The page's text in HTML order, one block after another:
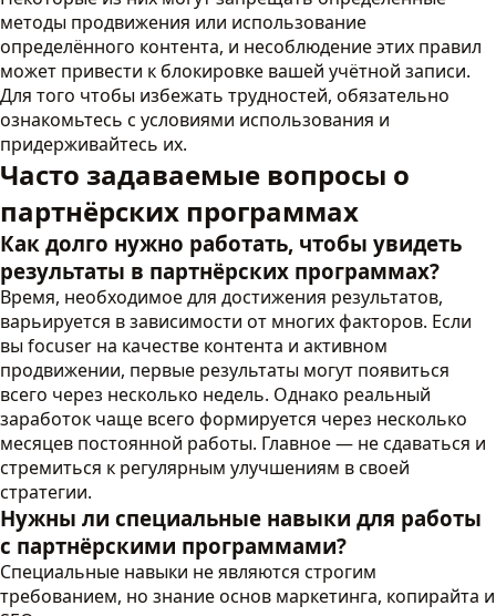
методы продвижения или использование
определённого контента, и несоблюдение этих правил
может привести к блокировке вашей учётной записи.
Для того чтобы избежать трудностей, обязательно
ознакомьтесь с условиями использования и
придерживайтесь их.
Часто задаваемые вопросы о
партнёрских программах
Как долго нужно работать, чтобы увидеть
результаты в партнёрских программах?
Время, необходимое для достижения результатов,
варьируется в зависимости от многих факторов. Если
вы focuser на качестве контента и активном
продвижении, первые результаты могут появиться
всего через несколько недель. Однако реальный
заработок чаще всего формируется через несколько
месяцев постоянной работы. Главное — не сдаваться и
стремиться к регулярным улучшениям в своей
стратегии.
Нужны ли специальные навыки для работы
с партнёрскими программами?
Специальные навыки не являются строгим
требованием, но знание основ маркетинга, копирайта и